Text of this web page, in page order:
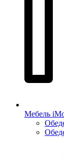
Мебель